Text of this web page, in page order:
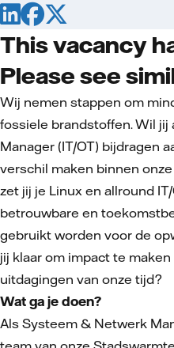
This vacancy
Please see
Wij nemen stappen om
fossiele brandstoffen. Wil
Manager (IT/OT) bijdragen
verschil maken binnen
zet jij je Linux en allround
betrouwbare en
gebruikt worden voor de
jij klaar om impact te
uitdagingen van onze tijd?
Wat ga je doen?
Als Systeem & Netwerk